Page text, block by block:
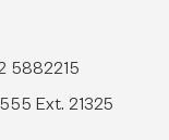
5882215
Ext. 21325